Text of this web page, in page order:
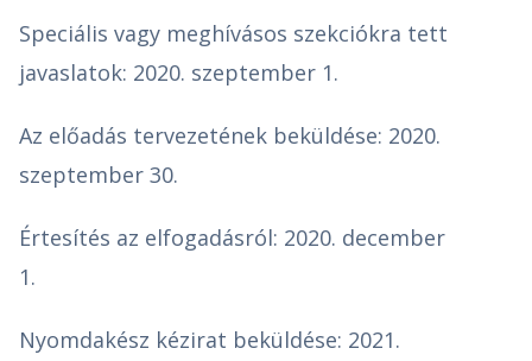
Speciális vagy meghívásos szekciókra tett
javaslatok: 2020. szeptember 1.
Az előadás tervezetének beküldése: 2020.
szeptember 30.
Értesítés az elfogadásról: 2020. december
1.
Nyomdakész kézirat beküldése: 2021.